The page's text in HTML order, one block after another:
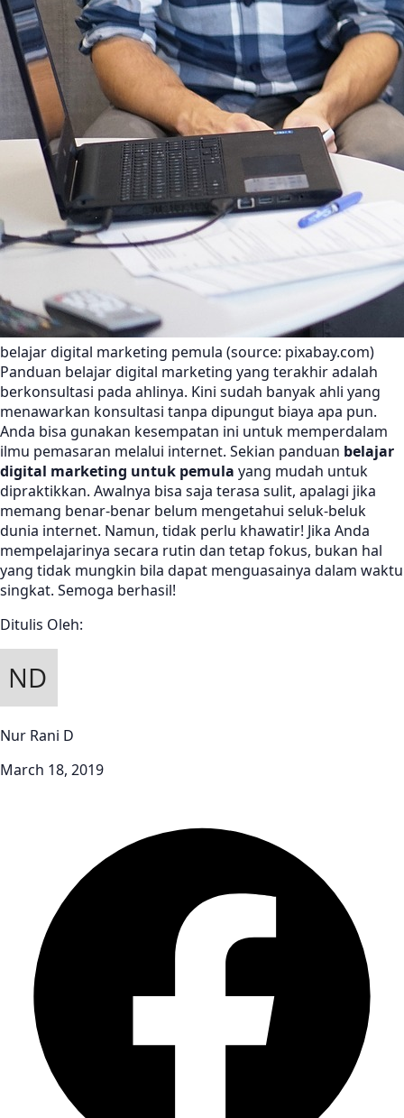
belajar digital marketing pemula (source: pixabay.com)
Panduan belajar digital marketing yang terakhir adalah
berkonsultasi pada ahlinya. Kini sudah banyak ahli yang
menawarkan konsultasi tanpa dipungut biaya apa pun.
Anda bisa gunakan kesempatan ini untuk memperdalam
ilmu pemasaran melalui internet. Sekian panduan belajar
digital marketing untuk pemula yang mudah untuk
dipraktikkan. Awalnya bisa saja terasa sulit, apalagi jika
memang benar-benar belum mengetahui seluk-beluk
dunia internet. Namun, tidak perlu khawatir! Jika Anda
mempelajarinya secara rutin dan tetap fokus, bukan hal
yang tidak mungkin bila dapat menguasainya dalam waktu
singkat. Semoga berhasil!
Ditulis Oleh:
Nur Rani D
March 18, 2019